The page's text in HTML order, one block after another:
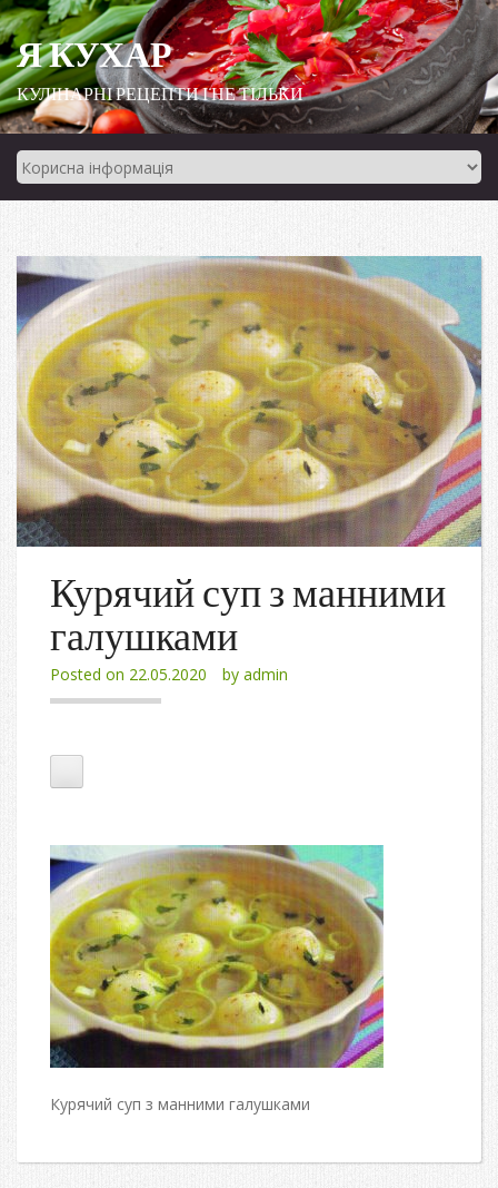
Я КУХАР
КУЛІНАРНІ РЕЦЕПТИ І НЕ ТІЛЬКИ
Курячий суп з манними
галушками
Posted on 22.05.2020 by admin
Курячий суп з манними галушками